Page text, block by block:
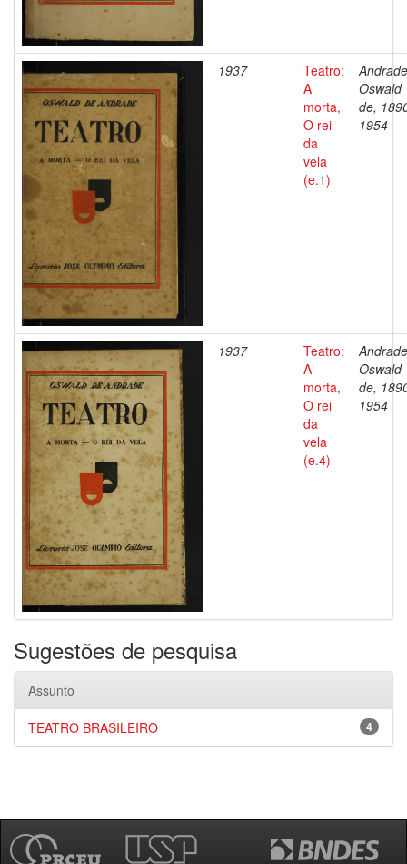
1937
Teatro:
A
morta,
O rei
da
vela
(e.1)
Oswald
de,
1954
1937
Teatro:
A
morta,
O rei
da
vela
(e.4)
Oswald
de,
1954
Sugestões de pesquisa
Assunto
4
TEATRO BRASILEIRO